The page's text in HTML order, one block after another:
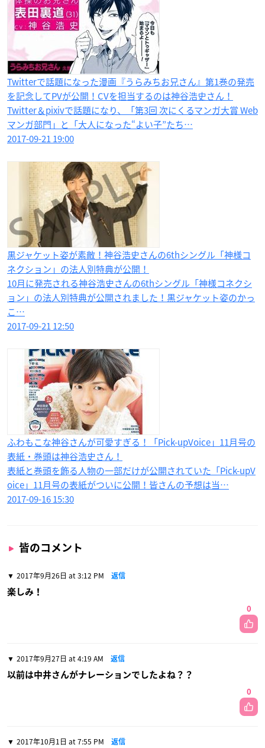
Twitterで話題になった漫画『うらみちお兄さん』第1巻の発売
を記念してPVが公開！CVを担当するのは神谷浩史さん！
Twitter＆pixivで話題になり、「第3回 次にくるマンガ大賞 Web
マンガ部門」と「大人になった“よい子”たち…
2017-09-21 19:00
黒ジャケット姿が素敵！神谷浩史さんの6thシングル「神様コ
ネクション」の法人別特典が公開！
10月に発売される神谷浩史さんの6thシングル「神様コネクシ
ョン」の法人別特典が公開されました！黒ジャケット姿のかっ
こ…
2017-09-21 12:50
ふわもこな神谷さんが可愛すぎる！「Pick-upVoice」11月号の
表紙・巻頭は神谷浩史さん！
表紙と巻頭を飾る人物の一部だけが公開されていた「Pick-upV
oice」11月号の表紙がついに公開！皆さんの予想は当…
2017-09-16 15:30
皆のコメント
2017年9月26日 at 3:12 PM 返信
楽しみ！
0
2017年9月27日 at 4:19 AM 返信
以前は中井さんがナレーションでしたよね？？
0
2017年10月1日 at 7:55 PM 返信